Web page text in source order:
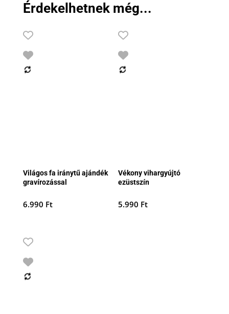
Érdekelhetnek még...
Világos fa iránytű ajándék
gravírozással
6.990 Ft
Vékony vihargyújtó
ezüstszín
5.990 Ft